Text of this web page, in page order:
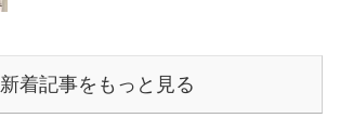
新着記事をもっと見る